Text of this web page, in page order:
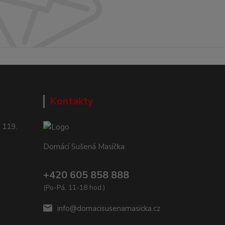
119.
Kontakty
Domácí Sušená Masíčka
+420 605 858 888
(Po-Pá, 11-18 hod.)
info@domacisusenamasicka.cz